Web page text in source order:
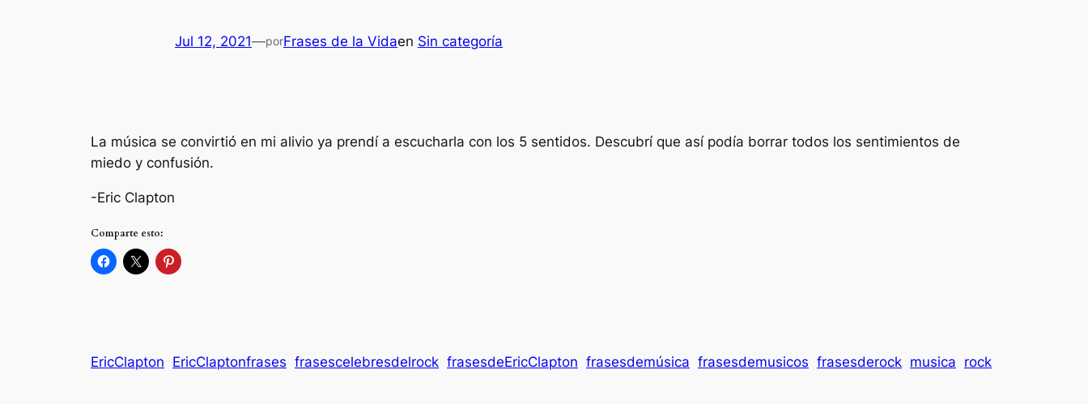
Jul 12, 2021—porFrases de la Vidaen Sin categoría
La música se convirtió en mi alivio ya prendí a escucharla con los 5 sentidos. Descubrí que así podía borrar todos los sentimientos de
miedo y confusión.
-Eric Clapton
Comparte esto:
EricClapton EricClaptonfrases frasescelebresdelrock frasesdeEricClapton frasesdemúsica frasesdemusicos frasesderock musica rock